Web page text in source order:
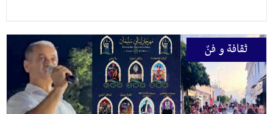
ثقافة و فنّ